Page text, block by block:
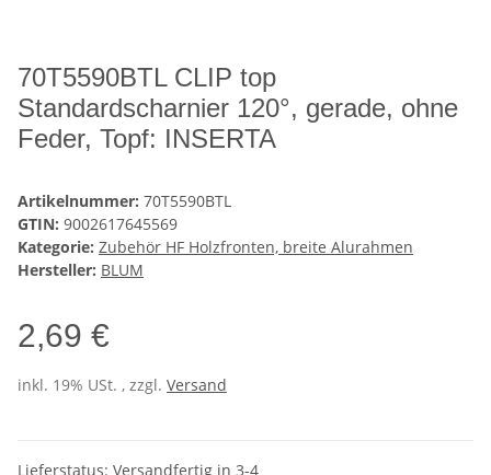
70T5590BTL CLIP top
Standardscharnier 120°, gerade, ohne
Feder, Topf: INSERTA
Artikelnummer: 70T5590BTL
GTIN: 9002617645569
Kategorie: Zubehör HF Holzfronten, breite Alurahmen
Hersteller: BLUM
2,69 €
inkl. 19% USt. , zzgl. Versand
Lieferstatus: Versandfertig in 3-4